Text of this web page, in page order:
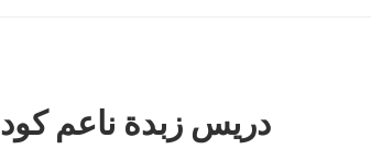
دريس زبدة ناعم كود 9603